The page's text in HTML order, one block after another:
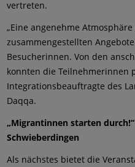
vertreten.
„Eine angenehme
zusammengestellten
Besucherinnen. Von den
konnten die Teilnehmerinnen
Integrationsbeauftragte des
Daqqa.
„Migrantinnen starten
Schwieberdingen
Als nächstes bietet die